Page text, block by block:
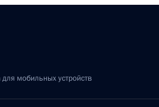
мобильных устройств